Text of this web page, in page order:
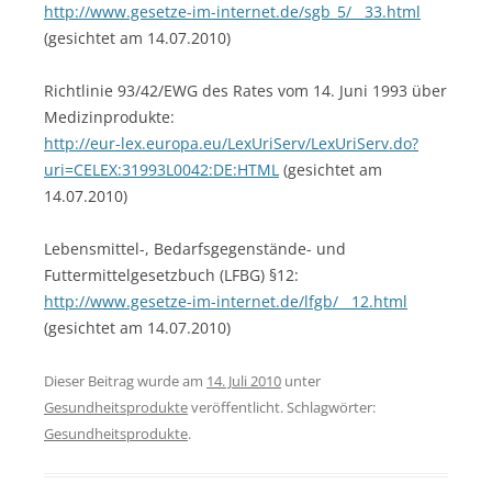
http://www.gesetze-im-internet.de/sgb_5/__33.html
(gesichtet am 14.07.2010)
Richtlinie 93/42/EWG des Rates vom 14. Juni 1993 über
Medizinprodukte:
http://eur-lex.europa.eu/LexUriServ/LexUriServ.do?
uri=CELEX:31993L0042:DE:HTML (gesichtet am
14.07.2010)
Lebensmittel-, Bedarfsgegenstände- und
Futtermittelgesetzbuch (LFBG) §12:
http://www.gesetze-im-internet.de/lfgb/__12.html
(gesichtet am 14.07.2010)
Dieser Beitrag wurde am 14. Juli 2010 unter
Gesundheitsprodukteveröffentlicht. Schlagwörter:
Gesundheitsprodukte.